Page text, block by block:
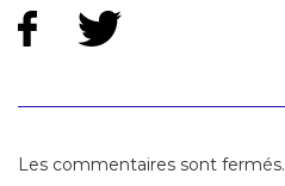
Les commentaires sont fermés.